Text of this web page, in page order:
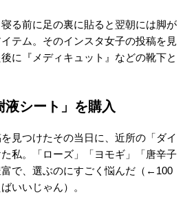
寝る前に足の裏に貼ると翌朝には脚が
テム。そのインスタ女子の投稿を見
に『メディキュット』などの靴下と
液シート」を購入
を見つけたその当日に、近所の「ダイ
私。「ローズ」「ヨモギ」「唐辛子
で、選ぶのにすごく悩んだ（ ←100
いいじゃん）。